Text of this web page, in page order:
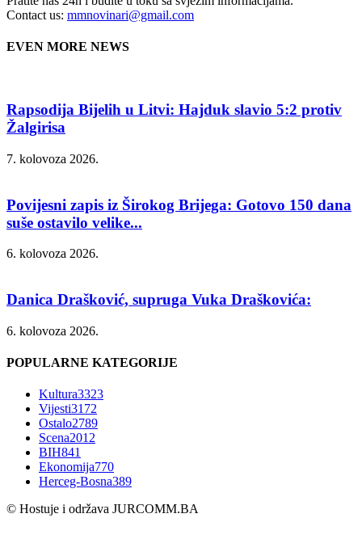
Contact us: mmnovinari@gmail.com
EVEN MORE NEWS
Rapsodija Bijelih u Litvi: Hajduk slavio 5:2 protiv
Žalgirisa
7. kolovoza 2026.
Povijesni zapis iz Širokog Brijega: Gotovo 150 dana
suše ostavilo velike...
6. kolovoza 2026.
Danica Drašković, supruga Vuka Draškovića:
6. kolovoza 2026.
POPULARNE KATEGORIJE
Kultura3323
Vijesti3172
Ostalo2789
Scena2012
BIH841
Ekonomija770
Herceg-Bosna389
© Hostuje i održava JURCOMM.BA